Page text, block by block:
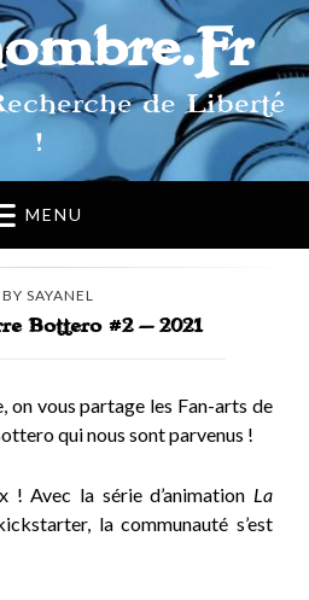
de Liberté
!
MENU
BY SAYANEL
Bottero #2 – 2021
on vous partage les Fan-arts de
qui nous sont parvenus !
Avec la série d’animation La
la communauté s’est